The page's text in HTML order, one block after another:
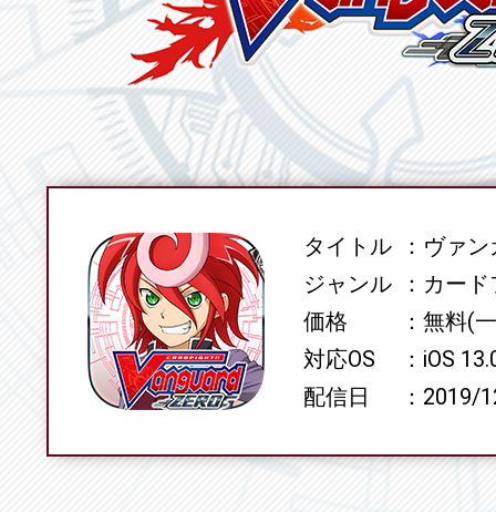
SPECタイトル
ヴァン
ジャンル
カード
価格
無料(
対応OS
iOS
配信日
2019/